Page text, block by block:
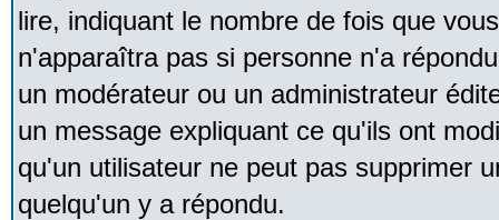
lire, indiquant le nombre de fois que
n'apparaîtra pas si personne n'a
un modérateur ou un administrateur
un message expliquant ce qu'ils ont
qu'un utilisateur ne peut pas supprimer
quelqu'un y a répondu.